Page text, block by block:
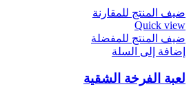
ضيف المنتج للمقارنة
Quick view
ضيف المنتج للمفضلة
إضافة إلى السلة
لعبة الفرخة الشقية